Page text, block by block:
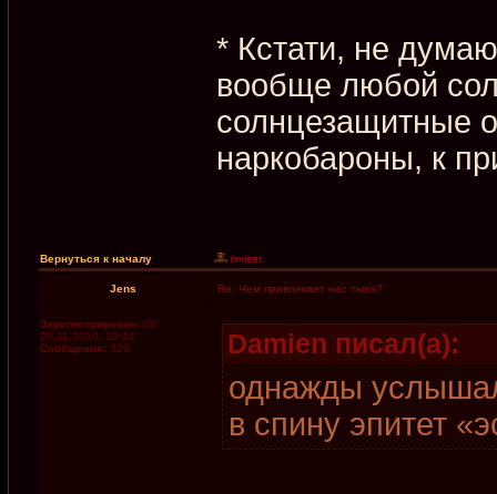
* Кстати, не
вообще любой
солнцезащитные
наркобароны, к
Вернуться к началу
Jens Re: Чем привлекает нас тьма?
Зарегистрирован: Сб
20.11.2010, 19:44
Сообщения: 329 Damien писал(а):
однажды
в спину эпитет